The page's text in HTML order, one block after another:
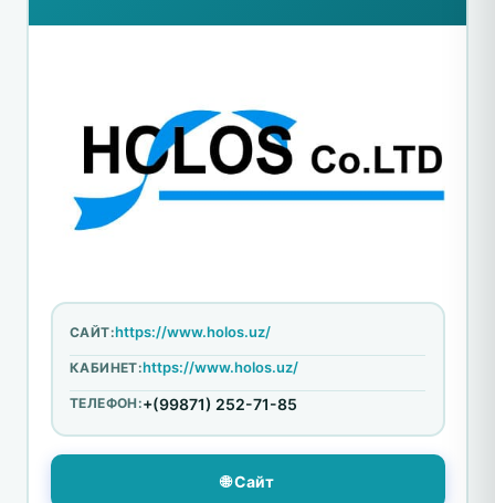
САЙТ:https://www.holos.uz/
КАБИНЕТ:https://www.holos.uz/
ТЕЛЕФОН:+(99871) 252-71-85
🌐 Сайт